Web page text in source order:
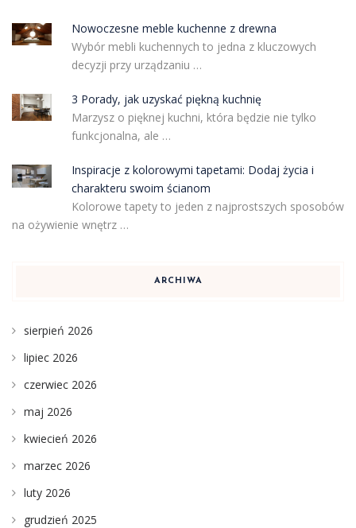
Nowoczesne meble kuchenne z drewna
Wybór mebli kuchennych to jedna z kluczowych
decyzji przy urządzaniu …
3 Porady, jak uzyskać piękną kuchnię
Marzysz o pięknej kuchni, która będzie nie tylko
funkcjonalna, ale …
Inspiracje z kolorowymi tapetami: Dodaj życia i
charakteru swoim ścianom
Kolorowe tapety to jeden z najprostszych sposobów
na ożywienie wnętrz …
ARCHIWA
sierpień 2026
lipiec 2026
czerwiec 2026
maj 2026
kwiecień 2026
marzec 2026
luty 2026
grudzień 2025